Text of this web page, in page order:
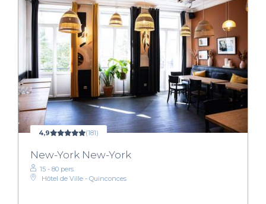
4,9 (181)
New-York New-York
15 - 80 pers.
Hôtel de Ville - Quinconces